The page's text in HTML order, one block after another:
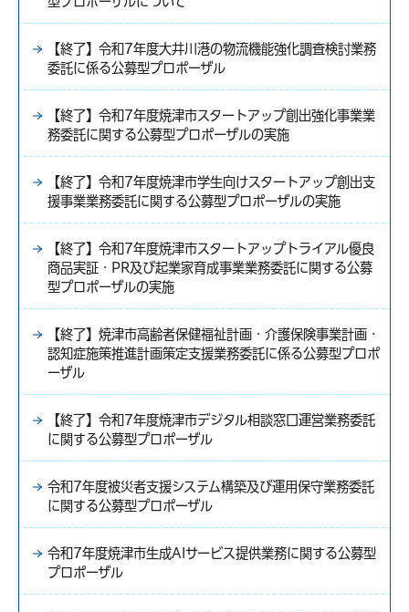
【終了】令和7年度大井川港の物流機能強化調査検討業務
委託に係る公募型プロポーザル
【終了】令和7年度焼津市スタートアップ創出強化事業業
務委託に関する公募型プロポーザルの実施
【終了】令和7年度焼津市学生向けスタートアップ創出支
援事業業務委託に関する公募型プロポーザルの実施
【終了】令和7年度焼津市スタートアップトライアル優良
商品実証・PR及び起業家育成事業業務委託に関する公募
型プロポーザルの実施
【終了】焼津市高齢者保健福祉計画・介護保険事業計画・
認知症施策推進計画策定支援業務委託に係る公募型プロポ
ーザル
【終了】令和7年度焼津市デジタル相談窓口運営業務委託
に関する公募型プロポーザル
令和7年度被災者支援システム構築及び運用保守業務委託
に関する公募型プロポーザル
令和7年度焼津市生成AIサービス提供業務に関する公募型
プロポーザル